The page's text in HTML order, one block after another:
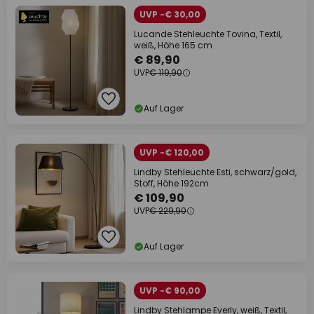
UVP -€ 30,00
Lucande Stehleuchte Tovina, Textil,
weiß, Höhe 165 cm
€ 89,90
UVP€ 119,90
Auf Lager
UVP -€ 120,00
Lindby Stehleuchte Esti, schwarz/gold,
Stoff, Höhe 192cm
€ 109,90
UVP€ 229,90
Auf Lager
UVP -€ 90,00
Lindby Stehlampe Everly, weiß, Textil,